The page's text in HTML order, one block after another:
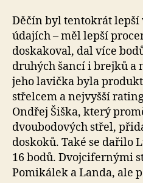
Děčín byl tentokrát lepší
údajích – měl lepší
doskakoval, dal více
druhých šancí i brejků a
jeho lavička byla
střelcem a nejvyšší
Ondřej Šiška, který
dvoubodových střel,
doskoků. Také se dařilo
16 bodů. Dvojcifernými
Pomikálek a Landa, ale